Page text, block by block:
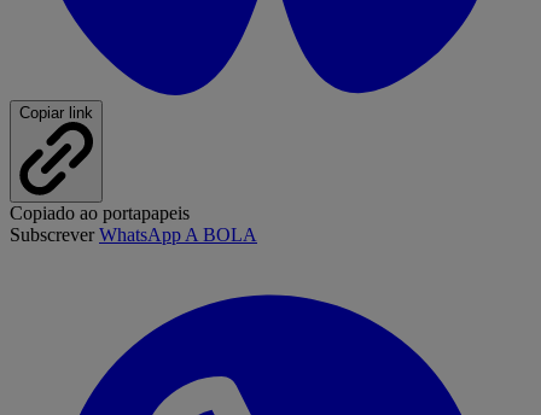
Copiar link
Copiado ao portapapeis
SubscreverWhatsApp A BOLA